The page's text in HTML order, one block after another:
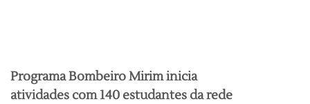
Programa Bombeiro Mirim inicia
atividades com 140 estudantes da rede